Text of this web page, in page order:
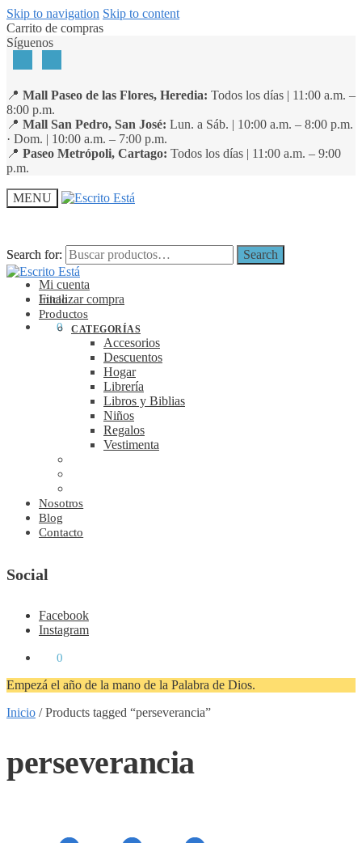
Skip to navigation Skip to content
Carrito de compras
Síguenos
📍 Mall Paseo de las Flores, Heredia: Todos los días | 11:00 a.m. –
8:00 p.m.
📍 Mall San Pedro, San José: Lun. a Sáb. | 10:00 a.m. – 8:00 p.m.
· Dom. | 10:00 a.m. – 7:00 p.m.
📍 Paseo Metrópoli, Cartago: Todos los días | 11:00 a.m. – 9:00
p.m.
MENU
Search for: Search
Mi cuenta
Finalizar compra
0
Search for: Search
Inicio
Productos
CATEGORÍAS
Accesorios
Descuentos
Hogar
Librería
Libros y Biblias
Niños
Regalos
Vestimenta
Nosotros
Blog
Contacto
Social
Facebook
Instagram
0
Empezá el año de la mano de la Palabra de Dios.
Inicio /Products tagged “perseverancia”
perseverancia